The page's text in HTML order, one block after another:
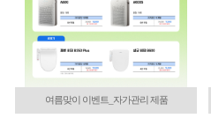
여름맞이 이벤트_자가관리 제품